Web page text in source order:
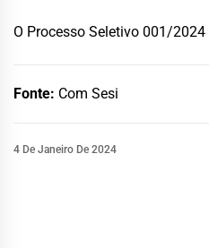
O Processo Seletivo 001/
Fonte: Com Sesi
4 De Janeiro De 2024